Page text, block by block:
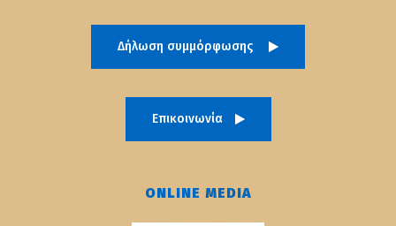
Δήλωση συμμόρφωσης
Επικοινωνία
ONLINE MEDIA